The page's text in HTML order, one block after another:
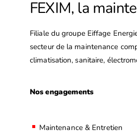
FEXIM, la
Filiale du groupe Eiffage
secteur de la maintenance
climatisation, sanitaire,
Nos engagements
Maintenance & Entretien